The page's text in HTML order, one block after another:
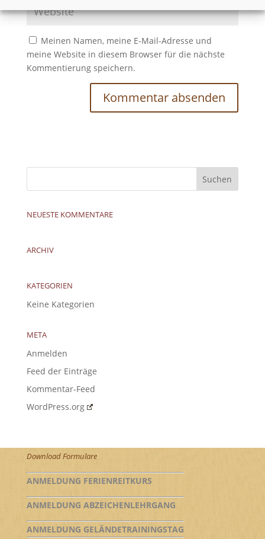
Meinen Namen, meine E-Mail-Adresse und
meine Website in diesem Browser für die nächste
Kommentierung speichern.
NEUESTE KOMMENTARE
ARCHIV
KATEGORIEN
Keine Kategorien
META
Anmelden
Feed der Einträge
Kommentar-Feed
WordPress.org
Download Formulare
ANMELDUNG FERIENREITKURS
ANMELDUNG ABZEICHENLEHRGANG
ANMELDUNG GELÄNDETRAININGSTAG